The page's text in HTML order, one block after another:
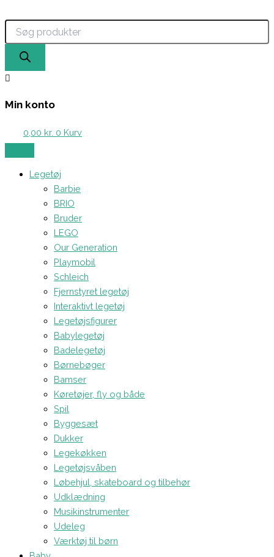
til
indholdet
search
Min konto
0,00 kr. 0 Kurv
Legetøj
Barbie
BRIO
Bruder
LEGO
Our Generation
Playmobil
Schleich
Fjernstyret legetøj
Interaktivt legetøj
Legetøjsfigurer
Babylegetøj
Badelegetøj
Børnebøger
Bamser
Køretøjer, fly og både
Spil
Byggesæt
Dukker
Legekøkken
Legetøjsvåben
Løbehjul, skateboard og tilbehør
Udklædning
Musikinstrumenter
Udeleg
Værktøj til børn